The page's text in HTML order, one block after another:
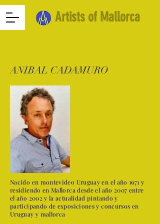
Artists of Mallorca
ANIBAL CADAMURO
Nacido en montevideo Uruguay en el año 1971 y
residiendo en Mallorca desde el año 2007 entre
el año 2002 y la actualidad pintando y
participando de exposiciones y concursos en
Uruguay y mallorca